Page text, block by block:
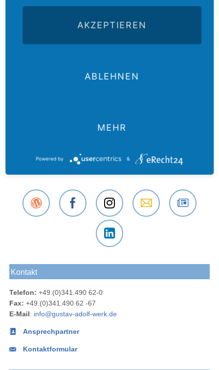
Unterstützung der aus der Ukraine Geflüchteten, in der
Flüchtlingspolitik." Sie betonten, dass keine Flüchtenden
Blog
bei
Das
Gustav-
Adolf-
bei
Werk
Adolf-
Kontakt
Telefon: +49.(0)341.490 62-0
Fax: +49.(0)341.490 62 -67
E-Mail: info@gustav-adolf-werk.de
Ansprechpartner
Kontaktformular
AKZEPTIEREN
ABLEHNEN
MEHR
Powered by &